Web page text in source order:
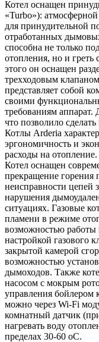
Котел оснащен
«Turbo»):
для принудительной
отработанных
способна не только
отопления, но и
этого он оснащен
трехходовым
представляет собой
своими
требованиям аппарат.
что позволило
Котлы Arderia
эргономичность и
расходы на
Котел оснащен
прекращение горения
неисправности цепей
нарушения
ситуациях. Газовые
пламени в режиме
возможностью работы
настройкой газового
закрытой камерой
возможностью
дымоходов. Также
насосом с мокрым
управления бойлером
можно через Wi-Fi
комнатный датчик
нагревать воду
пределах 30-60 оС.